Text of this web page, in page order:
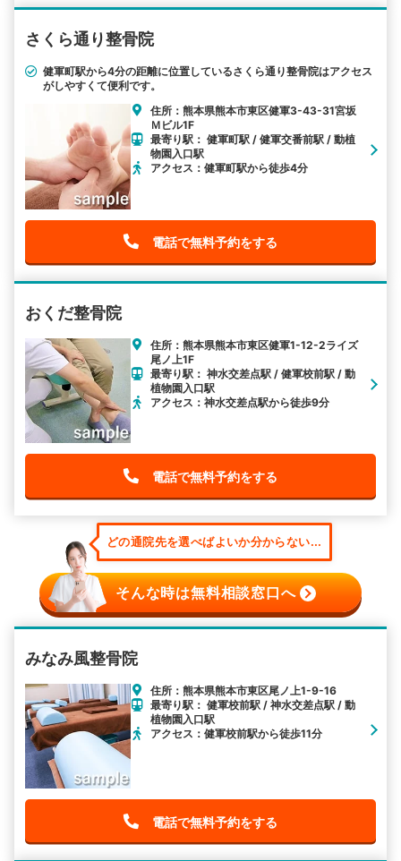
さくら通り整骨院
健軍町駅から4分の距離に位置しているさくら通り整骨院はアクセス
がしやすくて便利です。
住所：熊本県熊本市東区健軍3-43-31宮坂
Ｍビル1F
最寄り駅： 健軍町駅 / 健軍交番前駅 / 動植
物園入口駅
アクセス：健軍町駅から徒歩4分
電話で無料予約をする
おくだ整骨院
住所：熊本県熊本市東区健軍1-12-2ライズ
尾ノ上1F
最寄り駅： 神水交差点駅 / 健軍校前駅 / 動
植物園入口駅
アクセス：神水交差点駅から徒歩9分
電話で無料予約をする
どの通院先を選べばよいか分からない...
そんな時は無料相談窓口へ
みなみ風整骨院
住所：熊本県熊本市東区尾ノ上1-9-16
最寄り駅： 健軍校前駅 / 神水交差点駅 / 動
植物園入口駅
アクセス：健軍校前駅から徒歩11分
電話で無料予約をする